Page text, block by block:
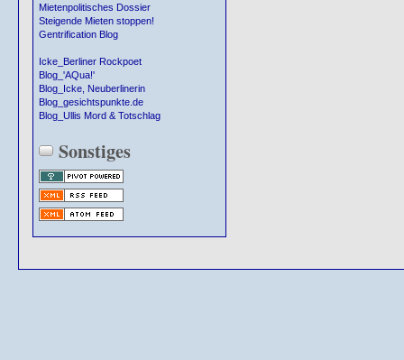
Mietenpolitisches Dossier
Steigende Mieten stoppen!
Gentrification Blog
Icke_Berliner Rockpoet
Blog_'AQua!'
Blog_Icke, Neuberlinerin
Blog_gesichtspunkte.de
Blog_Ullis Mord & Totschlag
Sonstiges